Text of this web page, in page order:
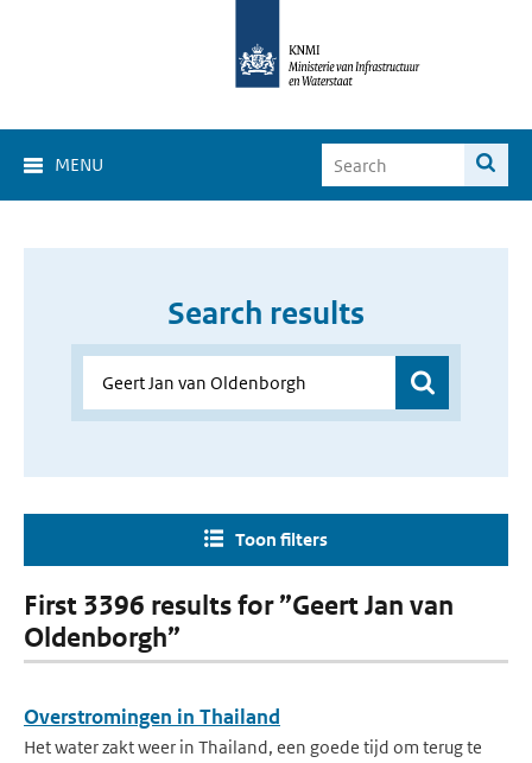
MENU
Search results
Toon filters
First 3396 results for ”Geert Jan van
Oldenborgh”
Overstromingen in Thailand
Het water zakt weer in Thailand, een goede tijd om terug te